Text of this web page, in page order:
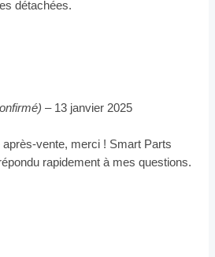
détachées.
– 13 janvier 2025
vente, merci ! Smart Parts
rapidement à mes questions.